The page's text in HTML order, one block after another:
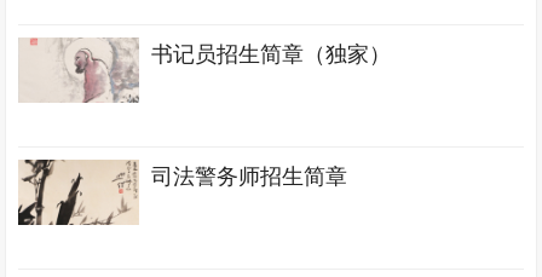
书记员招生简章（独家）
司法警务师招生简章